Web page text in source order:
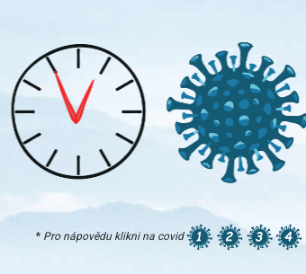
* Pro nápovědu klikni na covid